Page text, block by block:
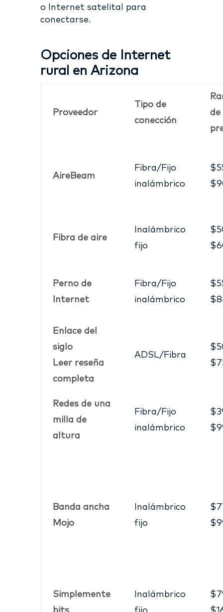
o Internet satelital para
conectarse.
Opciones de Internet
rural en Arizona
Proveedor
Tipo de
conección
de
AireBeam
Fibra/Fijo
inalámbrico
Fibra de aire
Inalámbrico
fijo
Perno de
Internet
Fibra/Fijo
inalámbrico
Enlace del
siglo
Leer reseña
completa
ADSL/Fibra
Redes de una
milla de
altura
Fibra/Fijo
inalámbrico
Banda ancha
Mojo
Inalámbrico
fijo
Simplemente
Inalámbrico